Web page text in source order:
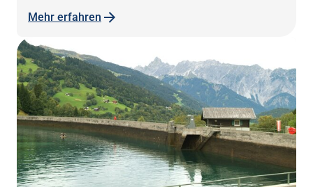
Mehr erfahren